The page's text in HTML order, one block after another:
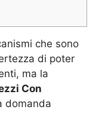
che sono
di poter
ma la
Con
domanda